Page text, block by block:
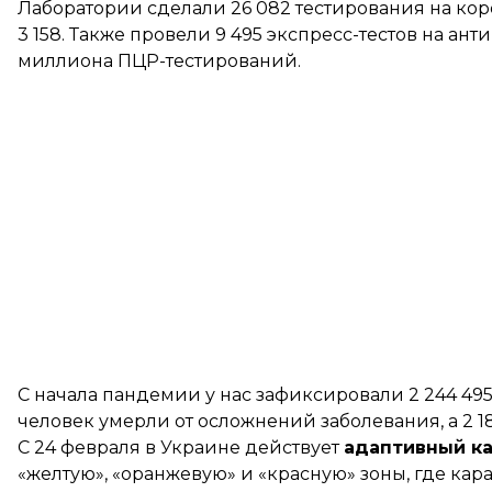
Лаборатории сделали 26 082 тестирования на
3 158. Также провели 9 495 экспресс-тестов на
миллиона ПЦР-тестирований.
С начала пандемии у нас зафиксировали 2 244
человек умерли от осложнений заболевания, а 2
С 24 февраля в Украине действует адаптивный
«желтую», «оранжевую» и «красную» зоны, где